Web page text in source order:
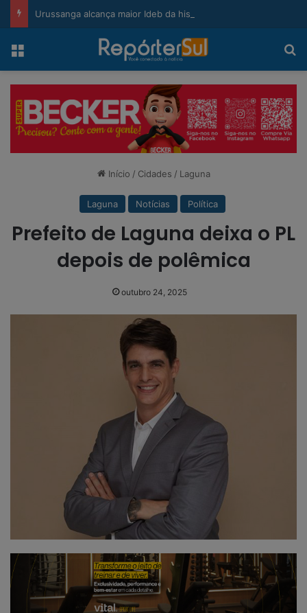
Menu
Início / Cidades / Laguna
Laguna Notícias Política
Prefeito de Laguna deixa o PL
depois de polêmica
outubro 24, 2025